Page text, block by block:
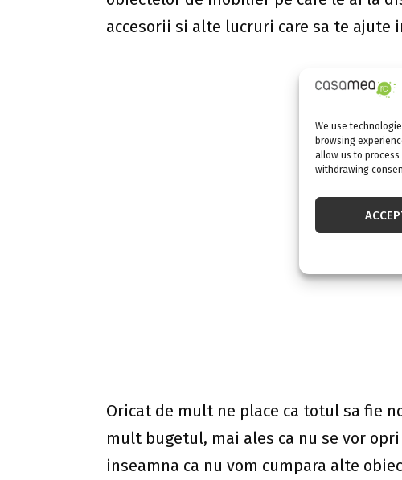
We use
browsing
allow us to
withdrawing
accesorii si alte lucruri care sa te ajute
mult bugetul, mai ales ca nu se vor
inseamna ca nu vom cumpara alte
ce este absolut necesar sa
categorii, si anume: de pastrat, poate
Acum ca ai in fata o astfel de lista,
ne referim la un pat, o canapea, o
astfel de exemple.